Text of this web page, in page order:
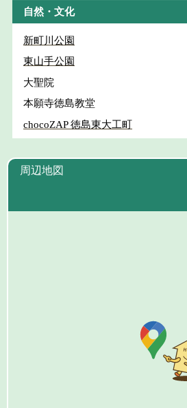
自然・文化
新町川公園
東山手公園
大聖院
本願寺徳島教堂
chocoZAP 徳島東大工町
周辺地図